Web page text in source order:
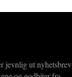
jevnlig ut nyhetsbrev